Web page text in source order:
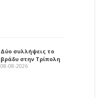
Δύο συλλήψεις το
βράδυ στην Τρίπολη
08-08-2026